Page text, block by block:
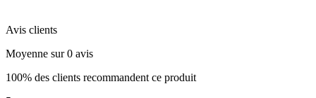
Avis clients
Moyenne sur 0 avis
100% des clients recommandent ce produit